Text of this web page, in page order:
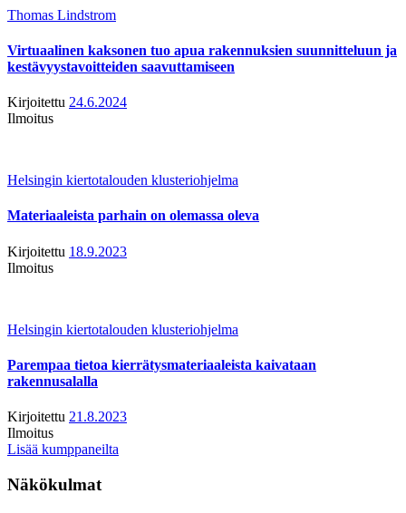
Thomas Lindstrom
Virtuaalinen kaksonen tuo apua rakennuksien suunnitteluun ja
kestävyystavoitteiden saavuttamiseen
Kirjoitettu 24.6.2024
Ilmoitus
Helsingin kiertotalouden klusteriohjelma
Materiaaleista parhain on olemassa oleva
Kirjoitettu 18.9.2023
Ilmoitus
Helsingin kiertotalouden klusteriohjelma
Parempaa tietoa kierrätysmateriaaleista kaivataan
rakennusalalla
Kirjoitettu 21.8.2023
Ilmoitus
Lisää kumppaneilta
Näkökulmat